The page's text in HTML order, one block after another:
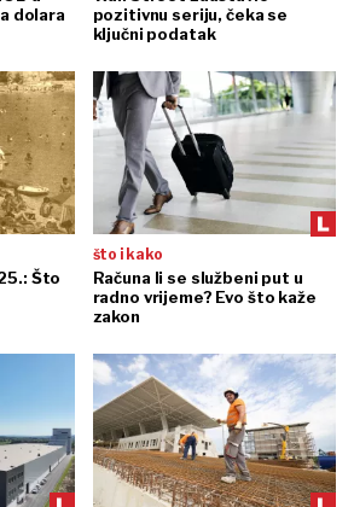
dolara
pozitivnu seriju, čeka se
ključni podatak
Što
što i kako
Računa li se službeni put u
radno vrijeme? Evo što kaže
zakon